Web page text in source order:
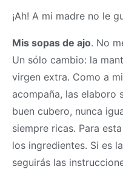
¡Ah! A mi madre no le
Mis sopas de ajo. No
Un sólo cambio: la
virgen extra. Como a
acompaña, las elaboro
buen cubero, nunca
siempre ricas. Para
los ingredientes. Si es
seguirás las